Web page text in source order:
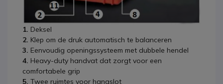
1. Deksel
2. Klep om de druk automatisch te balanceren
3. Eenvoudig openingssysteem met dubbele hendel
4. Heavy-duty handvat dat zorgt voor een
comfortabele grip
5. Twee ruimtes voor hangslot